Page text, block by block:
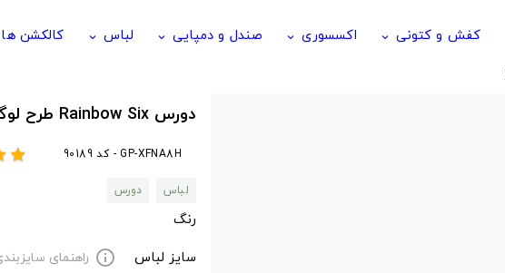
کفش و کتونی keyboard_arrow_down اکسسوری keyboard_arrow_down صندل و دمپایی keyboard_arrow_down لباس keyboard_arrow_down کالکشن ها
دورس Rainbow Six طرح لوگوی سفید
GP-XFNA8H - کد 90189 star
لباس
دورس
رنگ
سایز لباس
info راهنمای